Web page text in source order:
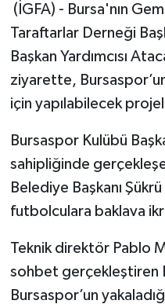
(İGFA) - Bursa'nın
Taraftarlar Derneği
Başkan Yardımcısı
ziyarette,
için yapılabilecek
Bursaspor Kulübü
sahipliğinde
Belediye Başkanı
futbolculara baklava
Teknik direktör Pablo
sohbet gerçekleştiren
Bursaspor’un